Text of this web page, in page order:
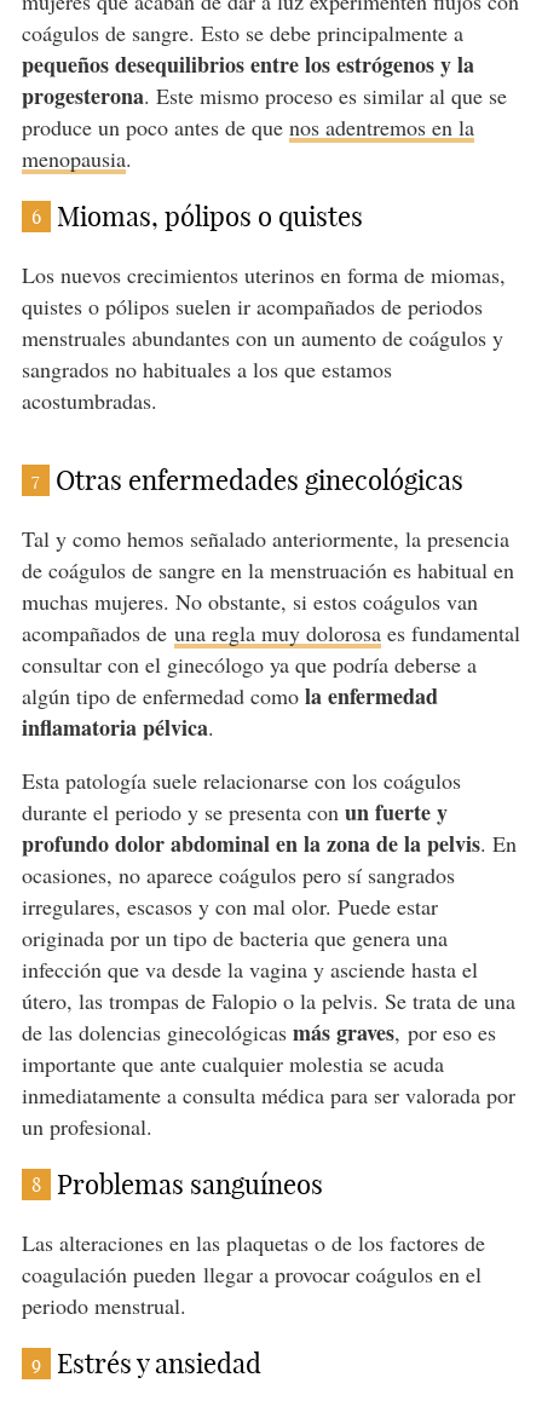
coágulos de sangre. Esto se debe principalmente a
pequeños desequilibrios entre los estrógenos y la
progesterona. Este mismo proceso es similar al que se
produce un poco antes de que nos adentremos en la
menopausia.
6 Miomas, pólipos o quistes
Los nuevos crecimientos uterinos en forma de miomas,
quistes o pólipos suelen ir acompañados de periodos
menstruales abundantes con un aumento de coágulos y
sangrados no habituales a los que estamos
acostumbradas.
7 Otras enfermedades ginecológicas
Tal y como hemos señalado anteriormente, la presencia
de coágulos de sangre en la menstruación es habitual en
muchas mujeres. No obstante, si estos coágulos van
acompañados de una regla muy dolorosaes fundamental
consultar con el ginecólogo ya que podría deberse a
algún tipo de enfermedad como la enfermedad
inflamatoria pélvica.
Esta patología suele relacionarse con los coágulos
durante el periodo y se presenta con un fuerte y
profundo dolor abdominal en la zona de la pelvis. En
ocasiones, no aparece coágulos pero sí sangrados
irregulares, escasos y con mal olor. Puede estar
originada por un tipo de bacteria que genera una
infección que va desde la vagina y asciende hasta el
útero, las trompas de Falopio o la pelvis. Se trata de una
de las dolencias ginecológicas más graves, por eso es
importante que ante cualquier molestia se acuda
inmediatamente a consulta médica para ser valorada por
un profesional.
8 Problemas sanguíneos
Las alteraciones en las plaquetas o de los factores de
coagulación pueden llegar a provocar coágulos en el
periodo menstrual.
9 Estrés y ansiedad